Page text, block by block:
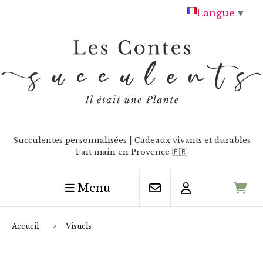
Succulentes personnalisées | Cadeaux vivants et durables
Fait main en Provence 🇫🇷
Menu
Accueil Visuels
Langue ▼